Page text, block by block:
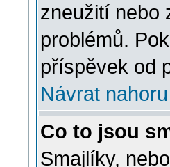
zneužití nebo
problémů.
příspěvek od
Návrat nahoru
Co to jsou
Smajlíky,